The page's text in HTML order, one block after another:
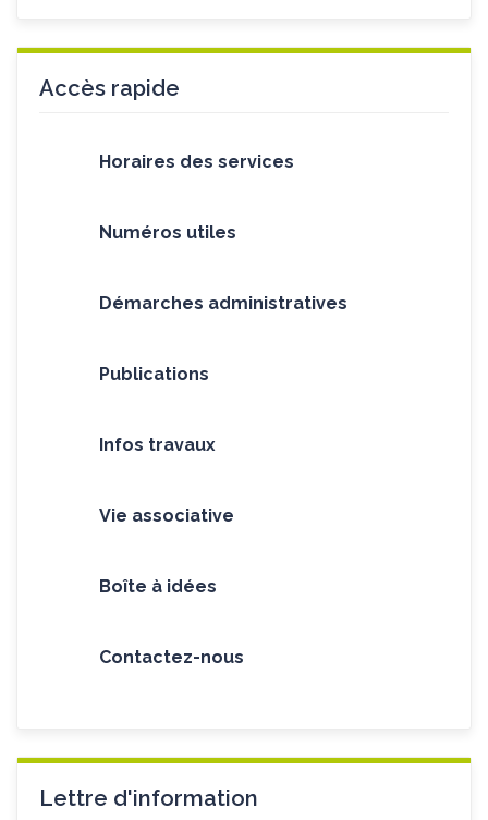
Accès rapide
Horaires des services
Numéros utiles
Démarches administratives
Publications
Infos travaux
Vie associative
Boîte à idées
Contactez-nous
Lettre d'information